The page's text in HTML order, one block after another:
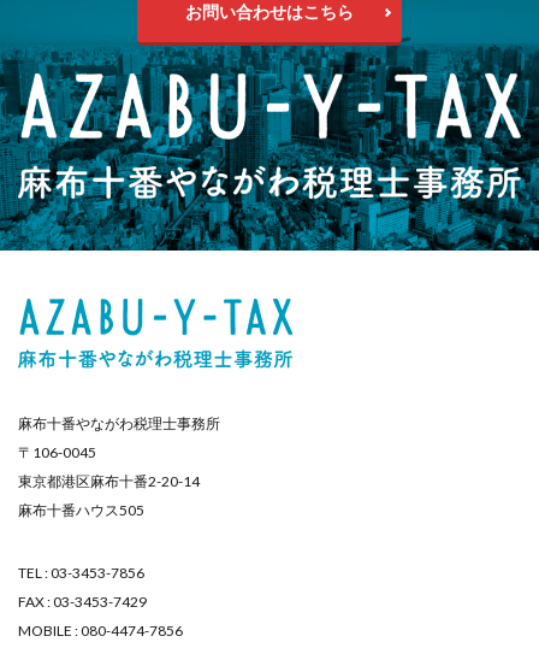
お問い合わせはこちら
麻布十番やながわ税理士事務所
〒106-0045
東京都港区麻布十番2-20-14
麻布十番ハウス505
TEL : 03-3453-7856
FAX : 03-3453-7429
MOBILE : 080-4474-7856